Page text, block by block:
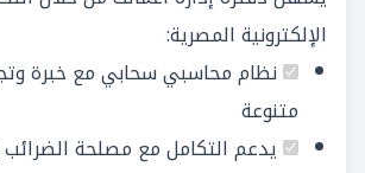
الإلكترونية المصرية:
نظام محاسبي سحابي مع خبرة
متنوعة
يدعم التكامل مع مصلحة